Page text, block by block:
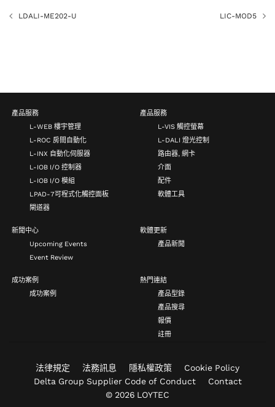
LDALI-ME202-U LIC-MOD5
產品服務
L-WEB 樓宇管理
L-ROC 房間自動化
L-INX 自動化伺服器
L-IOB I/O 控制器
L-IOB I/O 模組
LPAD-7可程式化觸控面板
閘道器
產品服務
L-VIS 觸控螢幕
L-DALI 燈光控制
路由器, 網卡
介面
配件
軟體工具
新聞中心
Upcoming Events
Event Review
軟體更新
產品新聞
成功案例
成功案例
熱門連結
產品型錄
產品搜尋
報價
註冊
法律規定 法務訊息 隱私權政策
Cookie Policy
Delta Group Supplier Code of Conduct
Contact
© 2026 LOYTEC